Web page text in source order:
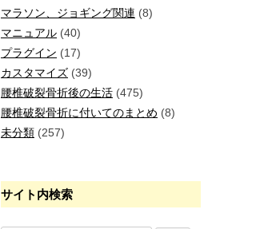
マラソン、ジョギング関連 (8)
マニュアル (40)
プラグイン (17)
カスタマイズ (39)
腰椎破裂骨折後の生活 (475)
腰椎破裂骨折に付いてのまとめ (8)
未分類 (257)
サイト内検索